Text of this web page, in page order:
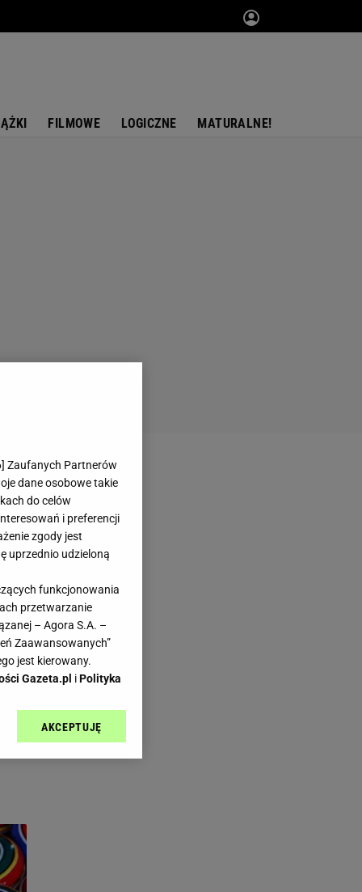
FILMOWE LOGICZNE MATURALNE!
] Zaufanych Partnerów
dane osobowe takie
do celów
i preferencji
zgody jest
uprzednio udzieloną
funkcjonowania
przetwarzanie
– Agora S.A. –
Zaawansowanych”
jest kierowany.
Gazeta.pl iPolityka
sp. z o.o., jej
celów identyfikacji.
reklam i treści,
AKCEPTUJĘ